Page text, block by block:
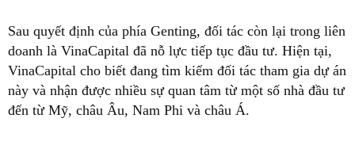
Sau quyết định của phía Genting, đối tác còn lại trong liên
doanh là VinaCapital đã nỗ lực tiếp tục đầu tư. Hiện tại,
VinaCapital cho biết đang tìm kiếm đối tác tham gia dự án
này và nhận được nhiều sự quan tâm từ một số nhà đầu tư
đến từ Mỹ, châu Âu, Nam Phi và châu Á.